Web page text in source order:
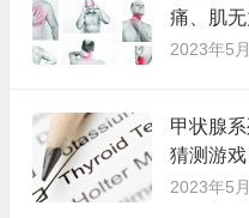
痛、肌
耳鸣、头
2023年5
甲状腺
猜测游戏
2023年5